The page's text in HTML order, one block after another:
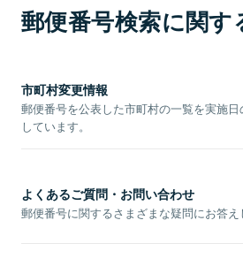
郵便番号検索に関す
市町村変更情報
郵便番号を公表した市町村の一覧を実施
しています。
よくあるご質問・お問い合わせ
郵便番号に関するさまざまな疑問にお答え